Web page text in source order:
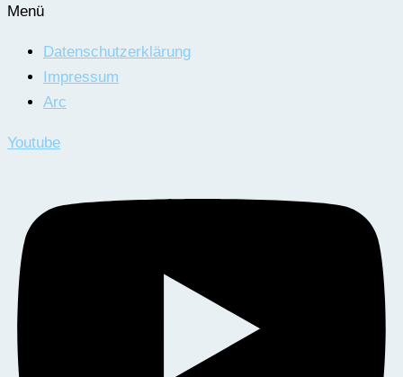
Menü
Datenschutzerklärung
Impressum
Arc
Youtube